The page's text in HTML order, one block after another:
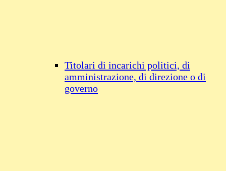
Titolari di incarichi politici, di
amministrazione, di direzione o di
governo